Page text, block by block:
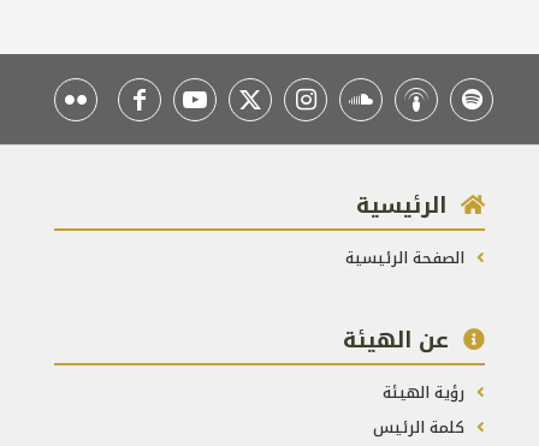
الرئيسية
الصفحة الرئيسية
عن الهيئة
رؤية الهيئة
كلمة الرئيس